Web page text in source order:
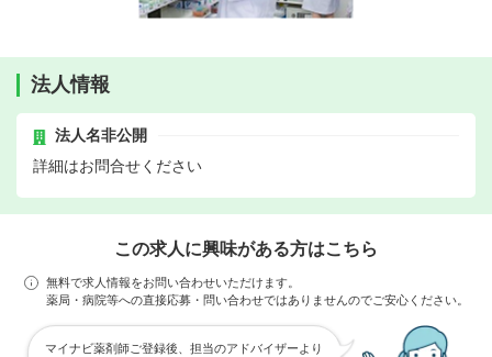
法人情報
法人名非公開
詳細はお問合せください
この求人に興味がある方はこちら
無料で求人情報をお問い合わせいただけます。
薬局・病院等への直接応募・問い合わせではありませんのでご安心ください。
マイナビ薬剤師ご登録後、担当のアドバイザーより